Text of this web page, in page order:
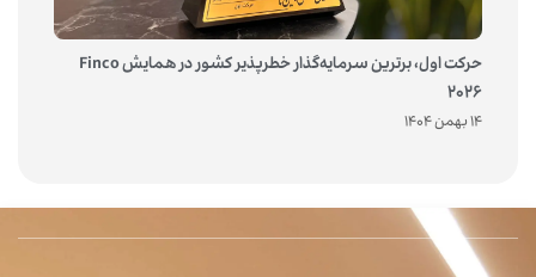
حرکت اول، برترین سرمایه‌گذار خطرپذیر کشور در همایش Finco
2026
14 بهمن 1404